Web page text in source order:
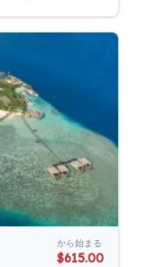
から始まる
$615.00